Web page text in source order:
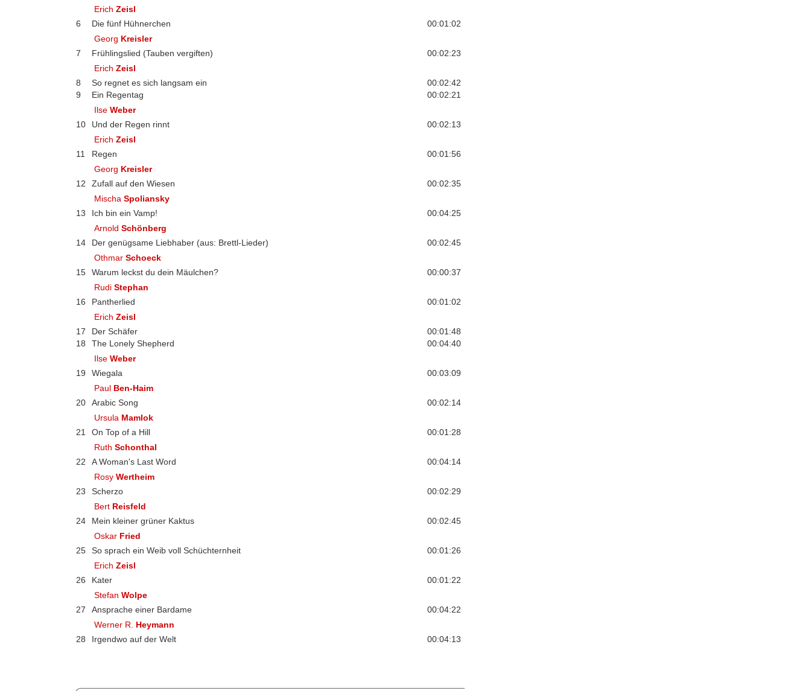
ErichZeisl
6
Die fünf Hühnerchen
00:01:02
Georg Kreisler
7
Frühlingslied (Tauben vergiften)
00:02:23
ErichZeisl
8
So regnet es sich langsam ein
00:02:42
9
Ein Regentag
00:02:21
IlseWeber
10
Und der Regen rinnt
00:02:13
ErichZeisl
11
Regen
00:01:56
Georg Kreisler
12
Zufall auf den Wiesen
00:02:35
MischaSpoliansky
13
Ich bin ein Vamp!
00:04:25
ArnoldSchönberg
14
Der genügsame Liebhaber (aus: Brettl-Lieder)
00:02:45
OthmarSchoeck
15
Warum leckst du dein Mäulchen?
00:00:37
RudiStephan
16
Pantherlied
00:01:02
ErichZeisl
17
Der Schäfer
00:01:48
18
The Lonely Shepherd
00:04:40
IlseWeber
19
Wiegala
00:03:09
Paul Ben-Haim
20
Arabic Song
00:02:14
Ursula Mamlok
21
On Top of a Hill
00:01:28
RuthSchonthal
22
A Woman's Last Word
00:04:14
RosyWertheim
23
Scherzo
00:02:29
Bert Reisfeld
24
Mein kleiner grüner Kaktus
00:02:45
Oskar Fried
25
So sprach ein Weib voll Schüchternheit
00:01:26
ErichZeisl
26
Kater
00:01:22
StefanWolpe
27
Ansprache einer Bardame
00:04:22
Werner R. Heymann
28
Irgendwo auf der Welt 00:04:13